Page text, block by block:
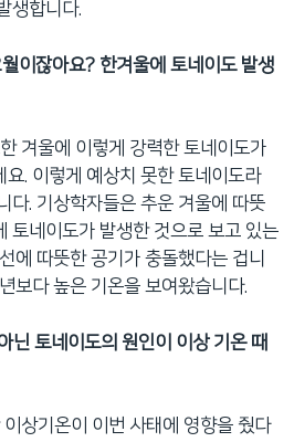
생합니다.
이잖아요? 한겨울에 토네이도 발생
겨울에 이렇게 강력한 토네이도가
요. 이렇게 예상치 못한 토네이도라
다. 기상학자들은 추운 겨울에 따뜻
토네이도가 발생한 것으로 보고 있는
에 따뜻한 공기가 충돌했다는 겁니
보다 높은 기온을 보여왔습니다.
닌 토네이도의 원인이 이상 기온 때
상기온이 이번 사태에 영향을 줬다